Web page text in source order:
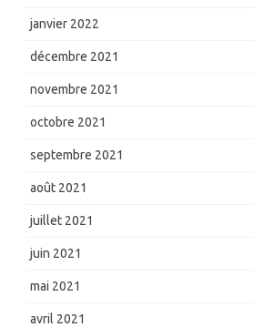
janvier 2022
décembre 2021
novembre 2021
octobre 2021
septembre 2021
août 2021
juillet 2021
juin 2021
mai 2021
avril 2021